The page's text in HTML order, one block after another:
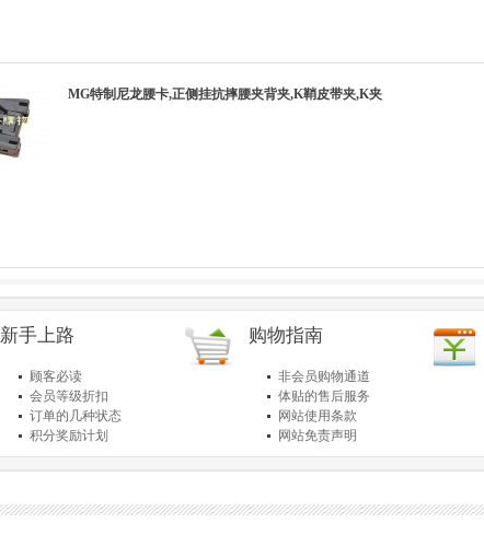
MG特制尼龙腰卡,正侧挂抗摔腰夹背夹,K鞘皮带夹,K夹
新手上路
顾客必读
会员等级折扣
订单的几种状态
积分奖励计划
商品退货保障
购物指南
非会员购物通道
体贴的售后服务
网站使用条款
网站免责声明
简单的购物流程